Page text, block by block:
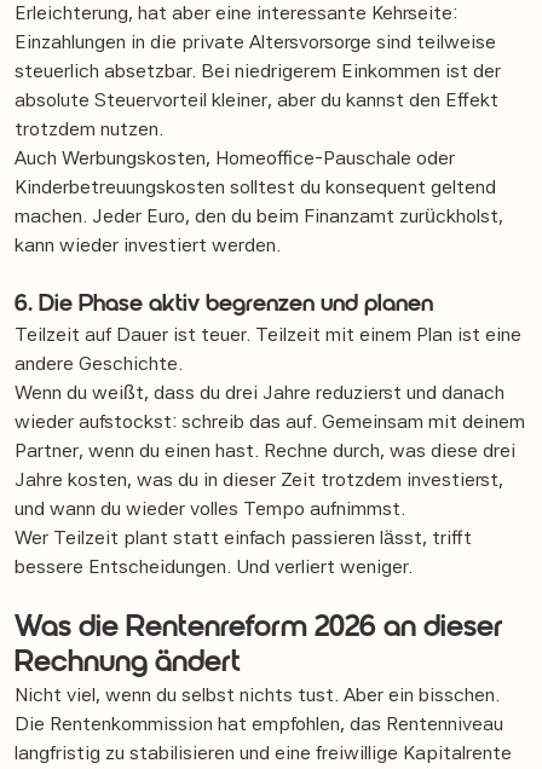
Erleichterung, hat aber eine interessante Kehrseite:
Einzahlungen in die private Altersvorsorge sind teilweise
steuerlich absetzbar. Bei niedrigerem Einkommen ist der
absolute Steuervorteil kleiner, aber du kannst den Effekt
trotzdem nutzen.
Auch Werbungskosten, Homeoffice-Pauschale oder
Kinderbetreuungskosten solltest du konsequent geltend
machen. Jeder Euro, den du beim Finanzamt zurückholst,
kann wieder investiert werden.
6. Die Phase aktiv begrenzen und planen
Teilzeit auf Dauer ist teuer. Teilzeit mit einem Plan ist eine
andere Geschichte.
Wenn du weißt, dass du drei Jahre reduzierst und danach
wieder aufstockst: schreib das auf. Gemeinsam mit deinem
Partner, wenn du einen hast. Rechne durch, was diese drei
Jahre kosten, was du in dieser Zeit trotzdem investierst,
und wann du wieder volles Tempo aufnimmst.
Wer Teilzeit plant statt einfach passieren lässt, trifft
bessere Entscheidungen. Und verliert weniger.
Was die Rentenreform 2026 an dieser
Rechnung ändert
Nicht viel, wenn du selbst nichts tust. Aber ein bisschen.
Die Rentenkommission hat empfohlen, das Rentenniveau
langfristig zu stabilisieren und eine freiwillige Kapitalrente